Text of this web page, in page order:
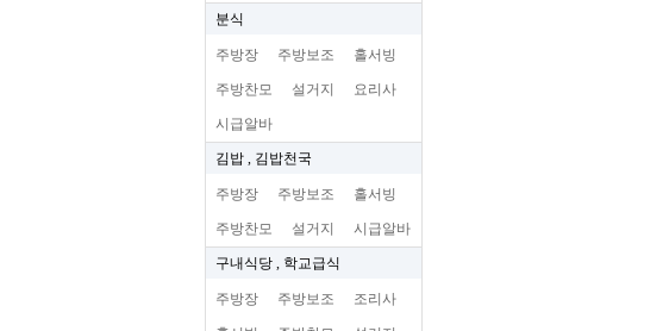
분식
주방장 주방보조 홀서빙
주방찬모 설거지 요리사
시급알바
김밥 , 김밥천국
주방장 주방보조 홀서빙
주방찬모 설거지 시급알바
구내식당 , 학교급식
주방장 주방보조 조리사